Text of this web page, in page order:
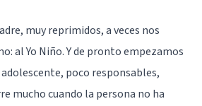
muy reprimidos, a veces nos
al Yo Niño. Y de pronto empezamos
poco responsables,
mucho cuando la persona no ha